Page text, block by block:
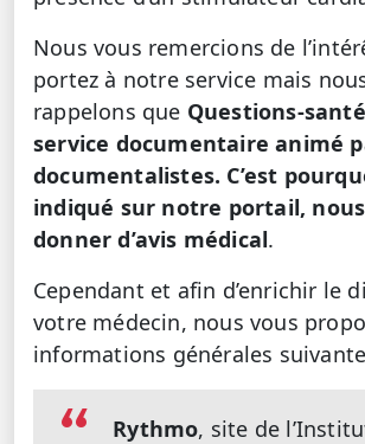
Nous vous remercions de
portez à notre service mais
rappelons que Questions-
service documentaire animé
documentalistes. C’est
indiqué sur notre portail,
donner d’avis médical.
Cependant et afin d’enrichir le
votre médecin, nous vous
informations générales
Rythmo, site de